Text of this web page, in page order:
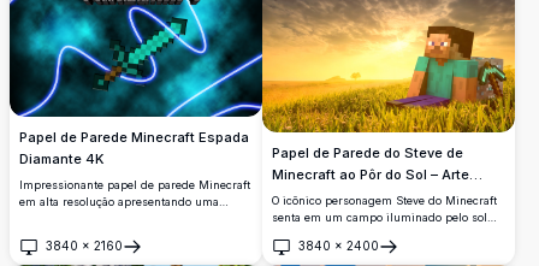
Papel de Parede Minecraft Espada
Diamante 4K
Impressionante papel de parede Minecraft
em alta resolução apresentando uma
de luz. Perfeito para fãs do popular jogo
3840 × 2160
Abrir
Papel de Parede do Steve de
Minecraft ao Pôr do Sol – Arte
Gaming 4K HD
O icônico personagem Steve do Minecraft
senta em um campo iluminado pelo sol
diamante, combinando o estilo pixel art
3840 × 2400
Abrir